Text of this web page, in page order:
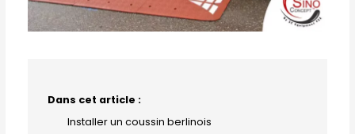
Dans cet article :
Installer un coussin berlinois